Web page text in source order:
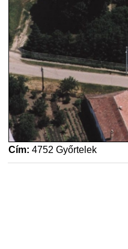
Cím: 4752 Győrtelek